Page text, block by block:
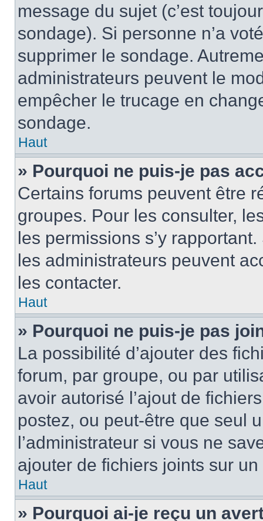
message du sujet (c’est
sondage). Si personne n’a
supprimer le sondage.
administrateurs peuvent le
empêcher le trucage en
sondage.
Haut
» Pourquoi ne puis-je pas
Certains forums peuvent être
groupes. Pour les consulter,
les permissions s’y
les administrateurs peuvent
les contacter.
Haut
» Pourquoi ne puis-je pas
La possibilité d’ajouter des
forum, par groupe, ou par
avoir autorisé l’ajout de
postez, ou peut-être que seul
l’administrateur si vous ne
ajouter de fichiers joints sur un
Haut
» Pourquoi ai-je reçu un